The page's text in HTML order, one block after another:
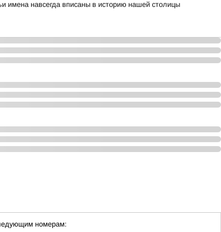
имена навсегда вписаны в историю нашей столицы
номерам: